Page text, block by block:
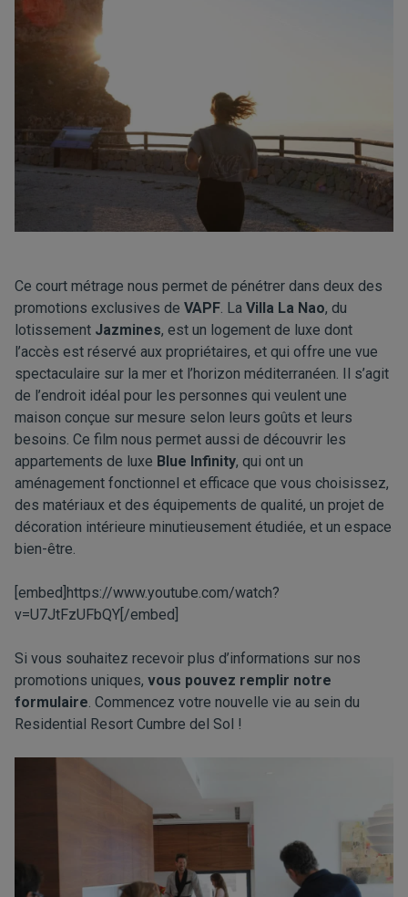
Ce court métrage nous permet de pénétrer dans deux des
promotions exclusives de VAPF. La Villa La Nao, du
lotissement Jazmines, est un logement de luxe dont
l’accès est réservé aux propriétaires, et qui offre une vue
spectaculaire sur la mer et l’horizon méditerranéen. Il s’agit
de l’endroit idéal pour les personnes qui veulent une
maison conçue sur mesure selon leurs goûts et leurs
besoins. Ce film nous permet aussi de découvrir les
appartements de luxe Blue Infinity, qui ont un
aménagement fonctionnel et efficace que vous choisissez,
des matériaux et des équipements de qualité, un projet de
décoration intérieure minutieusement étudiée, et un espace
bien-être.
[embed]https://www.youtube.com/watch?
v=U7JtFzUFbQY[/embed]
Si vous souhaitez recevoir plus d’informations sur nos
promotions uniques, vous pouvez remplir notre
formulaire. Commencez votre nouvelle vie au sein du
Residential Resort Cumbre del Sol !